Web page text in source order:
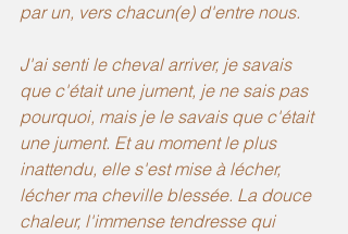
par un, vers chacun(e) d'entre nous.
J'ai senti le cheval arriver, je savais
que c'était une jument, je ne sais pas
pourquoi, mais je le savais que c'était
une jument. Et au moment le plus
inattendu, elle s'est mise à lécher,
lécher ma cheville blessée. La douce
chaleur, l'immense tendresse qui